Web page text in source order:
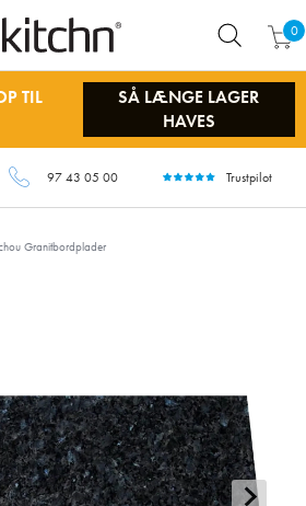
0
TIL
SÅ LÆNGE LAGER
HAVES
97 43 05 00 Trustpilot
Granitbordplader